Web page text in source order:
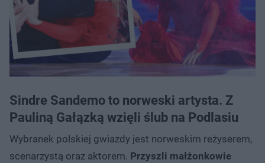
Sindre Sandemo to norweski artysta. Z
Pauliną Gałązką wzięli ślub na Podlasiu
Wybranek polskiej gwiazdy jest norweskim reżyserem,
scenarzystą oraz aktorem. Przyszli małżonkowie